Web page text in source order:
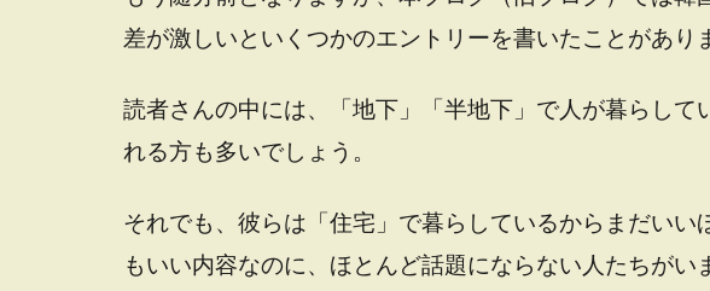
差が激しいといくつかのエントリーを書いたことがあり
読者さんの中には、「地下」「半地下」で人が暮らして
れる方も多いでしょう。
それでも、彼らは「住宅」で暮らしているからまだいい
もいい内容なのに、ほとんど話題にならない人たちがい